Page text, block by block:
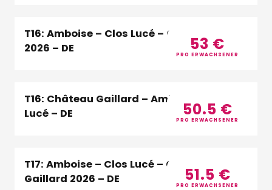
T16: Amboise – Clos Lucé – Chenonceau
2026 – DE
53 €
PRO ERWACHSENER
T16: Château Gaillard – Amboise – Clos
Lucé – DE
50.5 €
PRO ERWACHSENER
T17: Amboise – Clos Lucé – Château
Gaillard 2026 – DE
51.5 €
PRO ERWACHSENER